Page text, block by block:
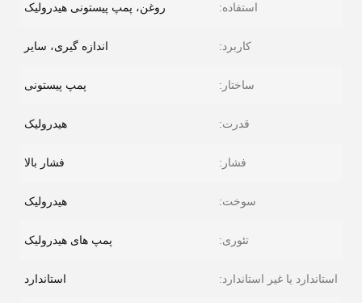
استفاده: روغن، پمپ پیستونی هیدرولیک
کاربرد: اندازه گیری، سایر
ساختار: پمپ پیستونی
قدرت: هیدرولیک
فشار: فشار بالا
سوخت: هیدرولیک
تئوری: پمپ های هیدرولیک
استاندارد یا غیر استاندارد: استاندارد